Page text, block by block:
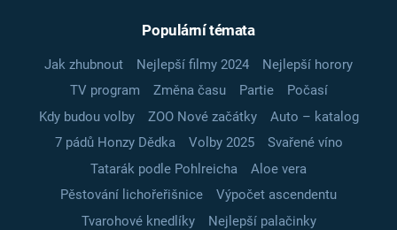
Populární témata
Jak zhubnout Nejlepší filmy 2024
Nejlepší horory
TV program
Změna času Partie
Počasí
Kdy budou volby
ZOO Nové začátky
Auto – katalog
7 pádů Honzy Dědka
Volby 2025
Svařené víno
Tatarák podle Pohlreicha
Aloe vera
Pěstování lichořeřišnice
Výpočet ascendentu
Tvarohové knedlíky
Nejlepší palačinky